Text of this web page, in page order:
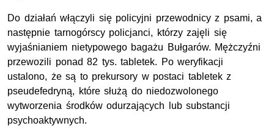
Do działań włączyli się policyjni przewodnicy z psami, a
następnie tarnogórscy policjanci, którzy zajęli się
wyjaśnianiem nietypowego bagażu Bułgarów. Mężczyźni
przewozili ponad 82 tys. tabletek. Po weryfikacji
ustalono, że są to prekursory w postaci tabletek z
pseudefedryną, które służą do niedozwolonego
wytworzenia środków odurzających lub substancji
psychoaktywnych.